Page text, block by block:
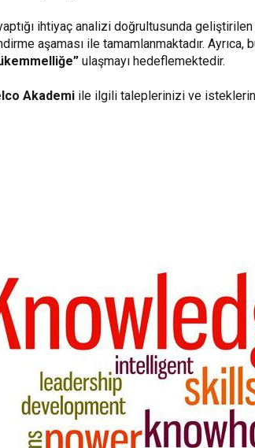
ihtiyaç analizi doğrultusunda
aşaması ile tamamlanmaktadır.
ulaşmayı hedeflemektedir.
Akademi ile ilgili taleplerinizi ve